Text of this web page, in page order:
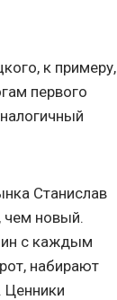
к примеру,
первого
Станислав
чем новый.
с каждым
набирают